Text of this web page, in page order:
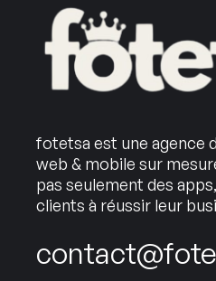
fotetsa est une agence
web & mobile sur
pas seulement des
clients à réussir leur